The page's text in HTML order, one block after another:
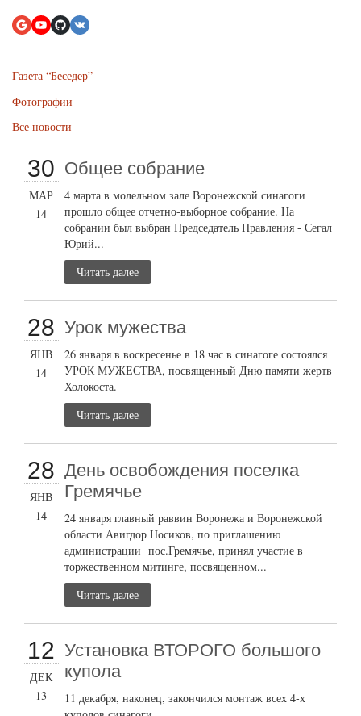
Газета “Беседер”
Фотографии
Все новости
30
МАР
14
Общее собрание
4 марта в молельном зале Воронежской синагоги
прошло общее отчетно-выборное собрание. На
собрании был выбран Председатель Правления - Сегал
Юрий...
Читать далее
28
ЯНВ
14
Урок мужества
26 января в воскресенье в 18 час в синагоге состоялся
УРОК МУЖЕСТВА, посвященный Дню памяти жертв
Холокоста.
Читать далее
28
ЯНВ
14
День освобождения поселка
Гремячье
24 января главный раввин Воронежа и Воронежской
области Авигдор Носиков, по приглашению
администрации пос.Гремячье, принял участие в
торжественном митинге, посвященном...
Читать далее
12
ДЕК
13
Установка ВТОРОГО большого
купола
11 декабря, наконец, закончился монтаж всех 4-х